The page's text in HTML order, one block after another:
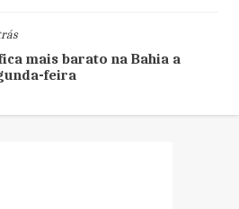
mais barato na Bahia a
feira